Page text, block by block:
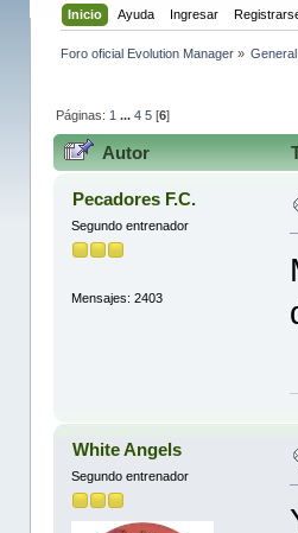
Inicio Ayuda Ingresar
Foro oficial Evolution Manager» General
Páginas: 1 ... 4 5[6]
Autor
Pecadores F.C.
Segundo entrenador
Mensajes: 2403
White Angels
Segundo entrenador